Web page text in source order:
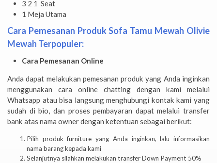
3 2 1 Seat
1 Meja Utama
Cara Pemesanan Produk Sofa Tamu Mewah Olivie
Mewah Terpopuler:
Cara Pemesanan Online
Anda dapat melakukan pemesanan produk yang Anda inginkan
menggunakan cara online chatting dengan kami melalui
Whatsapp atau bisa langsung menghubungi kontak kami yang
sudah di bio, dan proses pembayaran dapat melalui transfer
bank atas nama owner dengan ketentuan sebagai berikut:
Pilih produk furniture yang Anda inginkan, lalu informasikan
nama barang kepada kami
Selanjutnya silahkan melakukan transfer Down Payment 50%